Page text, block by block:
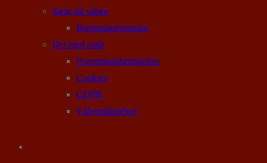
Sælg dit våben
Brugtsalgsformular
Det med småt
Forretningsbetingelser
Cookies
GDPR
Våbentilladelser